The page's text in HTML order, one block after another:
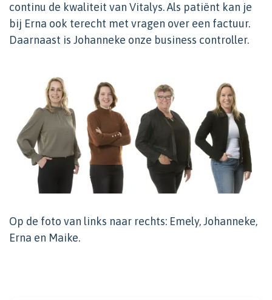
continu de kwaliteit van Vitalys. Als patiënt kan je
bij Erna ook terecht met vragen over een factuur.
Daarnaast is Johanneke onze business controller.
Op de foto van links naar rechts: Emely, Johanneke,
Erna en Maike.